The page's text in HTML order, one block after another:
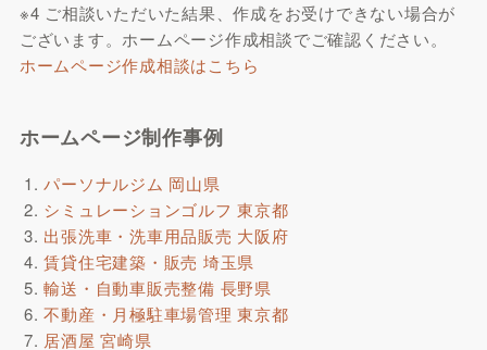
※4 ご相談いただいた結果、作成をお受けできない場合が
ございます。ホームページ作成相談でご確認ください。
ホームページ作成相談はこちら
ホームページ制作事例
パーソナルジム 岡山県
シミュレーションゴルフ 東京都
出張洗車・洗車用品販売 大阪府
賃貸住宅建築・販売 埼玉県
輸送・自動車販売整備 長野県
不動産・月極駐車場管理 東京都
居酒屋 宮崎県